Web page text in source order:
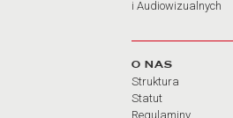
i Audiowizualnych
O NAS
Struktura
Statut
Regulaminy